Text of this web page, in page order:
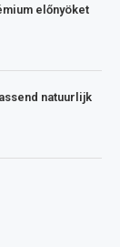
előnyöket
natuurlijk